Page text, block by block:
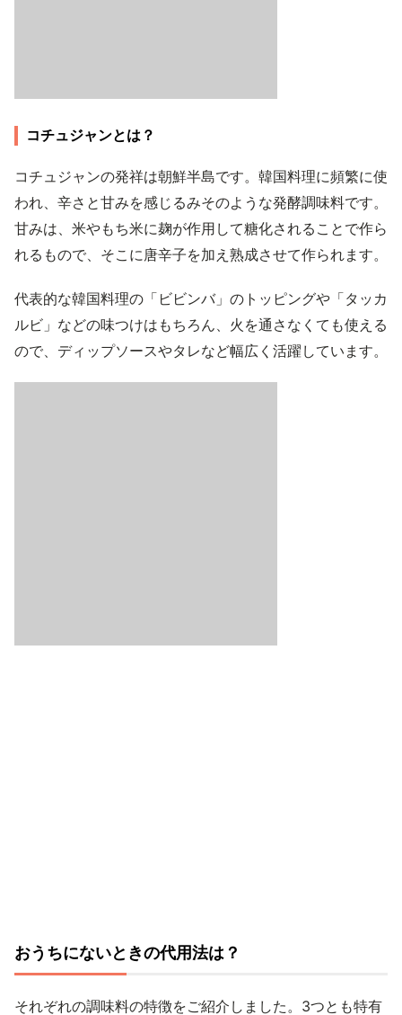
コチュジャンとは？
コチュジャンの発祥は朝鮮半島です。韓国料理に頻繁に使
われ、辛さと甘みを感じるみそのような発酵調味料です。
甘みは、米やもち米に麹が作用して糖化されることで作ら
れるもので、そこに唐辛子を加え熟成させて作られます。
代表的な韓国料理の「ビビンバ」のトッピングや「タッカ
ルビ」などの味つけはもちろん、火を通さなくても使える
ので、ディップソースやタレなど幅広く活躍しています。
おうちにないときの代用法は？
それぞれの調味料の特徴をご紹介しました。3つとも特有